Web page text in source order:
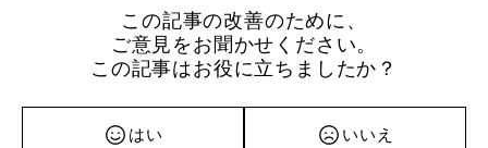
この記事の改善のために、
ご意見をお聞かせください。
この記事はお役に立ちましたか？
はい いいえ